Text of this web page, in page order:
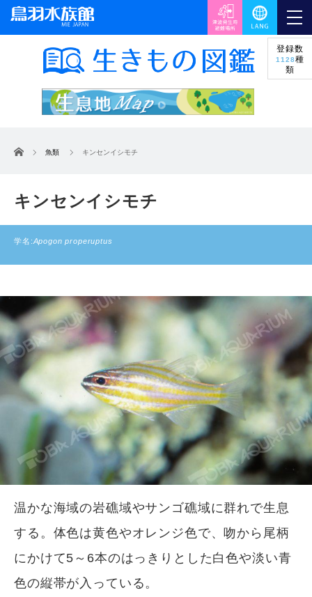
登録数
1128種
類
ホーム 魚類 キンセンイシモチ
キンセンイシモチ
学名:Apogon properuptus
温かな海域の岩礁域やサンゴ礁域に群れで生息
する。体色は黄色やオレンジ色で、吻から尾柄
にかけて5～6本のはっきりとした白色や淡い青
色の縦帯が入っている。